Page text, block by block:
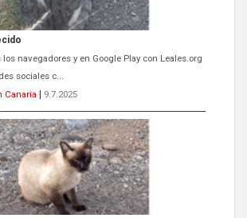
los navegadores y en Google Play con Leales.org
sociales c...
Canaria
9.7.2025